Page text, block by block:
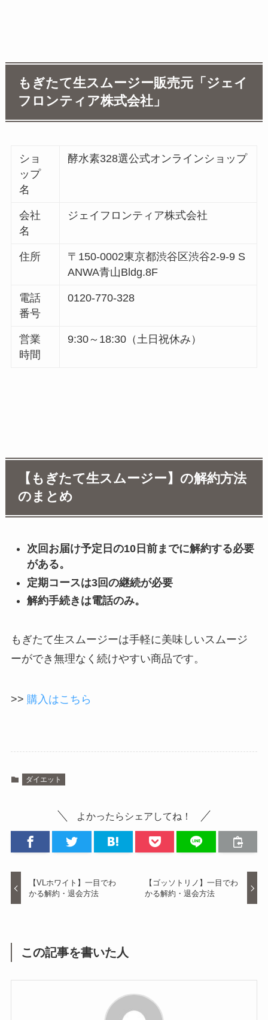
もぎたて生スムージー販売元「ジェイ
フロンティア株式会社」
ショ
ップ
名
酵水素328選公式オンラインショップ
会社
名
ジェイフロンティア株式会社
住所
〒150-0002東京都渋谷区渋谷2-9-9 S
ANWA青山Bldg.8F
電話
番号
0120-770-328
営業
時間
9:30～18:30（土日祝休み）
【もぎたて生スムージー】の解約方法
のまとめ
次回お届け予定日の10日前までに解約する必要
がある。
定期コースは3回の継続が必要
解約手続きは電話のみ。
もぎたて生スムージーは手軽に美味しいスムージ
ーができ無理なく続けやすい商品です。
>> 購入はこちら
ダイエット
よかったらシェアしてね！
【VLホワイト】一目でわ
かる解約・退会方法
【ゴッソトリノ】一目でわ
かる解約・退会方法
この記事を書いた人